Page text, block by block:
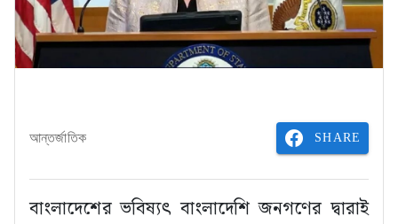
আন্তর্জাতিক SHARE
বাংলাদেশের ভবিষ্যৎ বাংলাদেশি জনগণের দ্বারাই